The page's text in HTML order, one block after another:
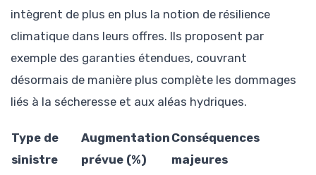
intègrent de plus en plus la notion de résilience
climatique dans leurs offres. Ils proposent par
exemple des garanties étendues, couvrant
désormais de manière plus complète les dommages
liés à la sécheresse et aux aléas hydriques.
Type de
sinistre
Augmentation
prévue (%)
Conséquences
majeures